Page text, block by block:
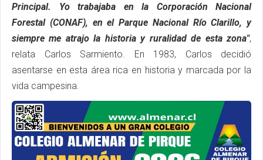
Principal. Yo trabajaba en la Corporación Nacional
Forestal (CONAF), en el Parque Nacional Río Clarillo, y
siempre me atrajo la historia y ruralidad de esta zona",
relata Carlos Sarmiento. En 1983, Carlos decidió
asentarse en esta área rica en historia y marcada por la
vida campesina.